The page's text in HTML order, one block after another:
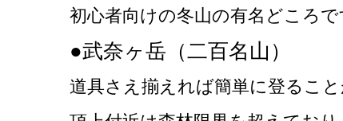
初心者向けの冬山の有名どころ
●武奈ヶ岳（二百名山）
道具さえ揃えれば簡単に登ること